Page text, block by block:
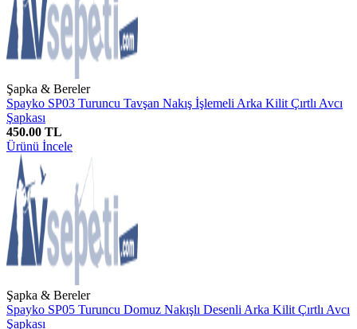
Şapka & Bereler
Spayko SP03 Turuncu Tavşan Nakış İşlemeli Arka Kilit Çırtlı Avcı
Şapkası
450.00 TL
Ürünü İncele
Şapka & Bereler
Spayko SP05 Turuncu Domuz Nakışlı Desenli Arka Kilit Çırtlı Avcı
Şapkası